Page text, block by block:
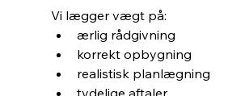
Vi lægger vægt på:
ærlig rådgivning
korrekt opbygning
realistisk planlægning
tydelige aftaler